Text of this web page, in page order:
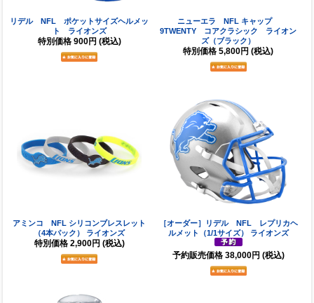
リデル NFL ポケットサイズヘルメッ
ト ライオンズ
特別価格 900円 (税込)
ニューエラ NFL キャップ
9TWENTY コアクラシック ライオン
ズ（ブラック）
特別価格 5,800円 (税込)
アミンコ NFL シリコンブレスレット
（4本パック） ライオンズ
特別価格 2,900円 (税込)
［オーダー］リデル NFL レプリカヘ
ルメット（1/1サイズ） ライオンズ
予約販売価格 38,000円 (税込)